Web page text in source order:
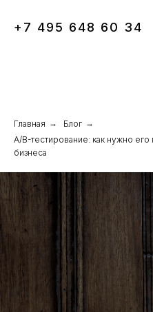
+7 495 648 60 34
Главная → Блог →
A/B-тестирование: как нужно
бизнеса